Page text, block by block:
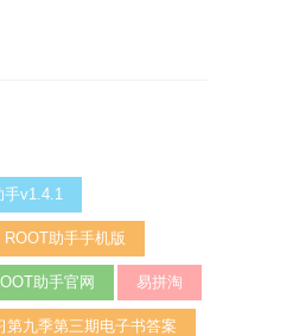
手v1.4.1
ROOT助手手机版
助手官网 易拼淘
第九季第三期电子书答案